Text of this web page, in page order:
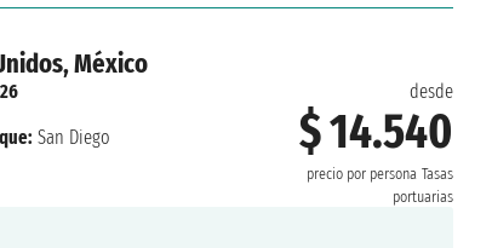
México
desde
$ 14.540
precio por persona Tasas
portuarias
San Diego